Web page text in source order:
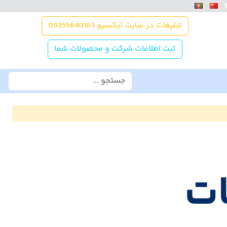
تبلیغات در سایت ایکسپو 09355640163
ثبت اطلاعات شرکت و محصولات شما